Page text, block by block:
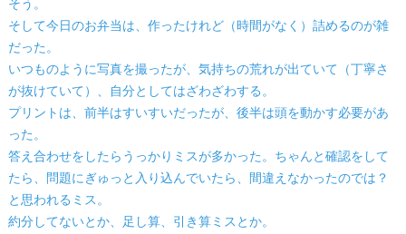
そう。
そして今日のお弁当は、作ったけれど（時間がなく）詰めるのが雑
だった。
いつものように写真を撮ったが、気持ちの荒れが出ていて（丁寧さ
が抜けていて）、自分としてはざわざわする。
プリントは、前半はすいすいだったが、後半は頭を動かす必要があ
った。
答え合わせをしたらうっかりミスが多かった。ちゃんと確認をして
たら、問題にぎゅっと入り込んでいたら、間違えなかったのでは？
と思われるミス。
約分してないとか、足し算、引き算ミスとか。